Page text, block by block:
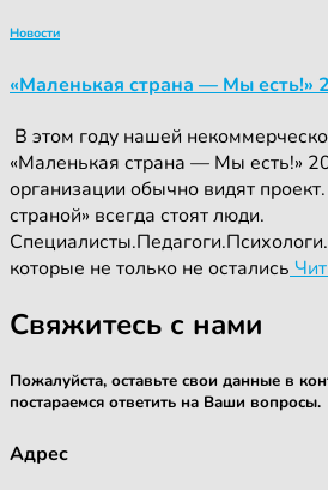
Новости
«Маленькая страна — Мы есть!»
‍В этом году нашей
«Маленькая страна — Мы есть!»
организации обычно видят
страной» всегда стоят люди.
которые не только не остались
Свяжитесь с нами
Пожалуйста, оставьте свои данные в
постараемся ответить на Ваши вопросы.
Адрес